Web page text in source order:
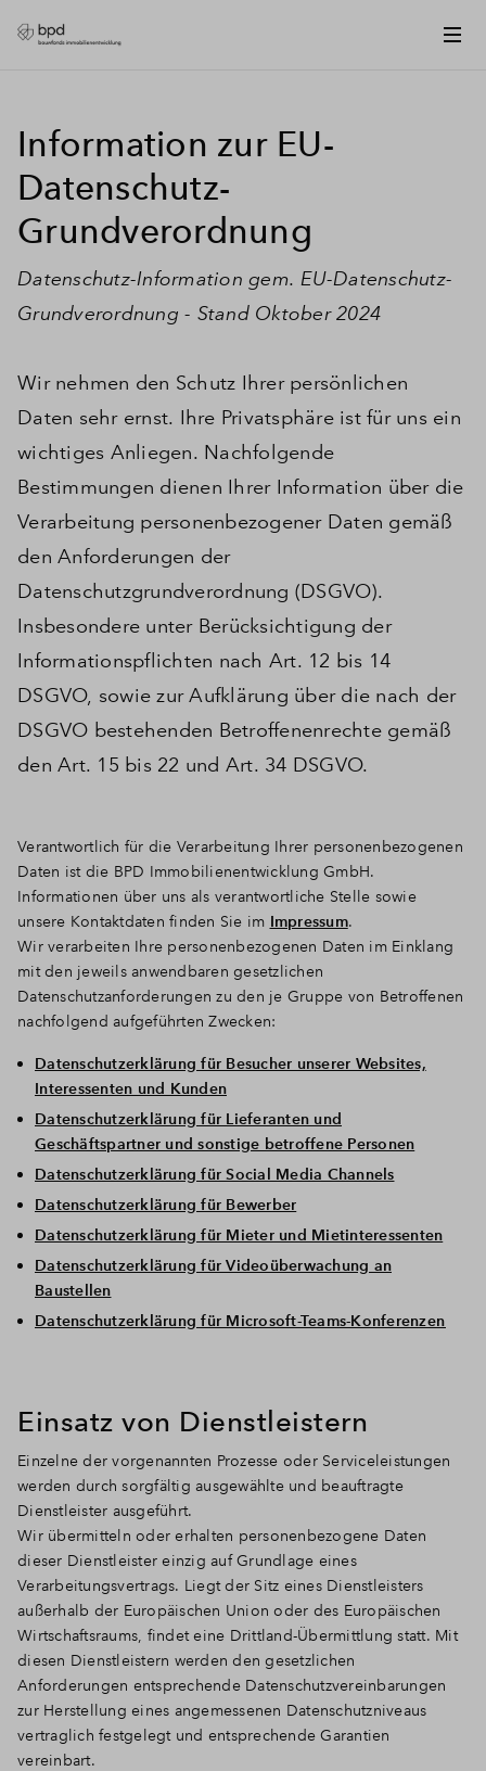
Information zur EU-
Datenschutz-
Grundverordnung
Datenschutz-Information gem. EU-Datenschutz-
Grundverordnung - Stand Oktober 2024
Wir nehmen den Schutz Ihrer persönlichen
Daten sehr ernst. Ihre Privatsphäre ist für uns ein
wichtiges Anliegen. Nachfolgende
Bestimmungen dienen Ihrer Information über die
Verarbeitung personenbezogener Daten gemäß
den Anforderungen der
Datenschutzgrundverordnung (DSGVO).
Insbesondere unter Berücksichtigung der
Informationspflichten nach Art. 12 bis 14
DSGVO, sowie zur Aufklärung über die nach der
DSGVO bestehenden Betroffenenrechte gemäß
den Art. 15 bis 22 und Art. 34 DSGVO.
Verantwortlich für die Verarbeitung Ihrer personenbezogenen
Daten ist die BPD Immobilienentwicklung GmbH.
Informationen über uns als verantwortliche Stelle sowie
unsere Kontaktdaten finden Sie im Impressum.
Wir verarbeiten Ihre personenbezogenen Daten im Einklang
mit den jeweils anwendbaren gesetzlichen
Datenschutzanforderungen zu den je Gruppe von Betroffenen
nachfolgend aufgeführten Zwecken:
Datenschutzerklärung für Besucher unserer Websites,
Interessenten und Kunden
Datenschutzerklärung für Lieferanten und
Geschäftspartner und sonstige betroffene Personen
Datenschutzerklärung für Social Media Channels
Datenschutzerklärung für Bewerber
Datenschutzerklärung für Mieter und Mietinteressenten
Datenschutzerklärung für Videoüberwachung an
Baustellen
Datenschutzerklärung für Microsoft-Teams-Konferenzen
Einsatz von Dienstleistern
Einzelne der vorgenannten Prozesse oder Serviceleistungen
werden durch sorgfältig ausgewählte und beauftragte
Dienstleister ausgeführt.
Wir übermitteln oder erhalten personenbezogene Daten
dieser Dienstleister einzig auf Grundlage eines
Verarbeitungsvertrags. Liegt der Sitz eines Dienstleisters
außerhalb der Europäischen Union oder des Europäischen
Wirtschaftsraums, findet eine Drittland-Übermittlung statt. Mit
diesen Dienstleistern werden den gesetzlichen
Anforderungen entsprechende Datenschutzvereinbarungen
zur Herstellung eines angemessenen Datenschutzniveaus
vertraglich festgelegt und entsprechende Garantien
vereinbart.